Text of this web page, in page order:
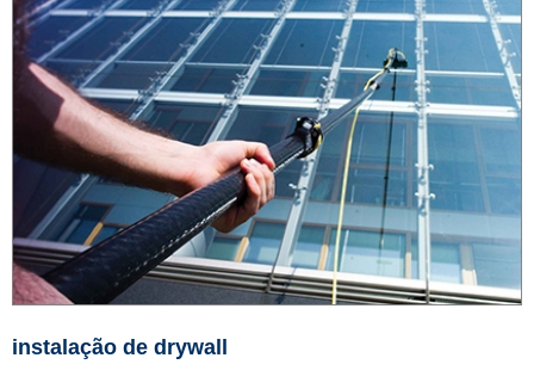
instalação de drywall